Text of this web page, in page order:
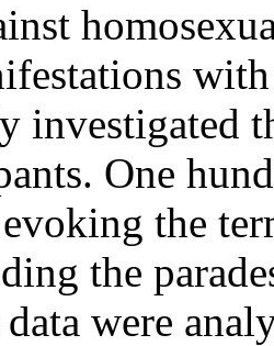
investigated
One
the
the
were